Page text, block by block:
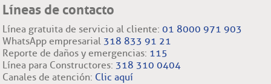
Líneas de contacto
Línea gratuita de servicio al cliente:01 8000 971 903
WhatsApp empresarial 318 833 91 21
Reporte de daños y emergencias: 115
Línea para Constructores: 318 310 0404
Canales de atención: Clic aquí